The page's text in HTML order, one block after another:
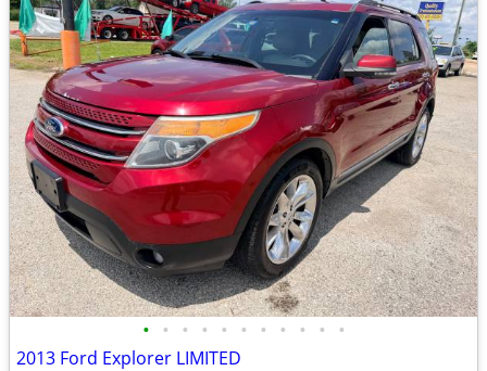
• • • • • • • • • • •
2013 Ford Explorer LIMITED